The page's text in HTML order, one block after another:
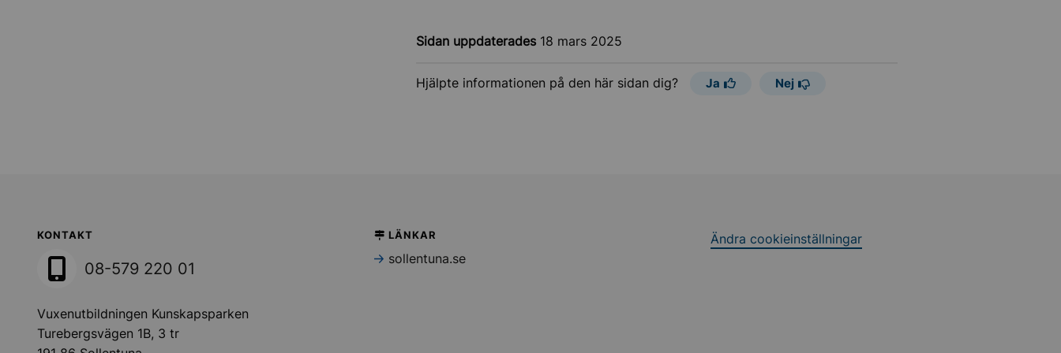
Sidan uppdaterades 18 mars 2025
Hjälpte informationen på den här sidan dig? Ja Nej
Sollentuna Kommun
KONTAKT
08-579 220 01
Vuxenutbildningen Kunskapsparken
Turebergsvägen 1B, 3 tr
LÄNKAR
sollentuna.se
Ändra cookieinställningar